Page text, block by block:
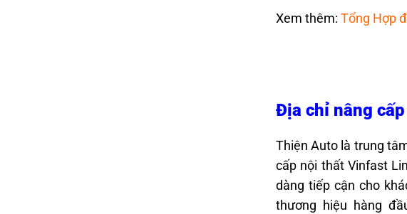
Xem thêm: Tổng Hợp
Địa chỉ nâng
Thiện Auto là trung
cấp nội thất Vinfast
dàng tiếp cận cho
thương hiệu hàng